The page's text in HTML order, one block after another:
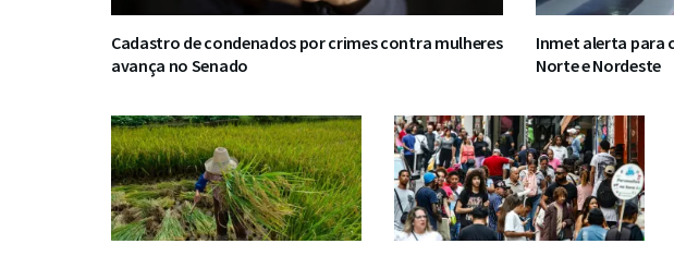
Cadastro de condenados por crimes contra mulheres
avança no Senado
Inmet alerta para
Norte e Nordeste